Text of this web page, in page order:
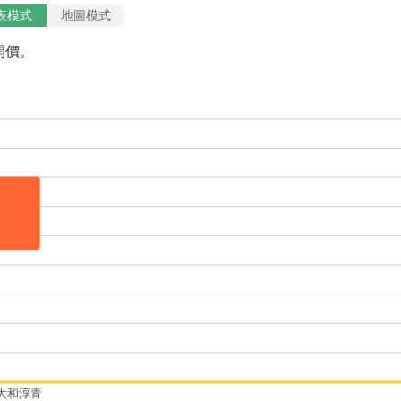
模式 地圖模式
。
和淳青